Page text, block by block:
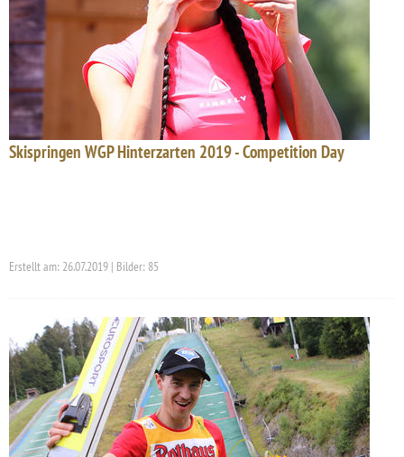
Skispringen WGP Hinterzarten 2019 - Competition Day
Erstellt am: 26.07.2019 | Bilder: 85